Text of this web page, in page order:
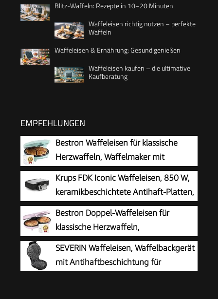
Blitz-Waffeln: Rezepte in 10–20 Minuten
Waffeleisen richtig nutzen – perfekte
Waffeln
Waffeleisen & Ernährung: Gesund genießen
Waffeleisen kaufen – die ultimative
Kaufberatung
EMPFEHLUNGEN
Bestron Waffeleisen für klassische
Herzwaffeln, Waffelmaker mit
Antihaftbeschichtung für Waffeln in
Herzform, Retro Design, 700 Watt, Farbe: Mint
Krups FDK Iconic Waffeleisen, 850 W,
keramikbeschichtete Antihaft-Platten,
ikonisches Design, vertikale
Aufbewahrung, benutzerfreundlich,
Schwarz/Edelstahl, FDK261
Bestron Doppel-Waffeleisen für
klassische Herzwaffeln,
Herzwaffeleisen mit Backampel &
Antihaftbeschichtung, ideal für
Kindergeburtstage, Ostern & Weihnachten,
SEVERIN Waffeleisen, Waffelbackgerät
mit Antihaftbeschichtung für